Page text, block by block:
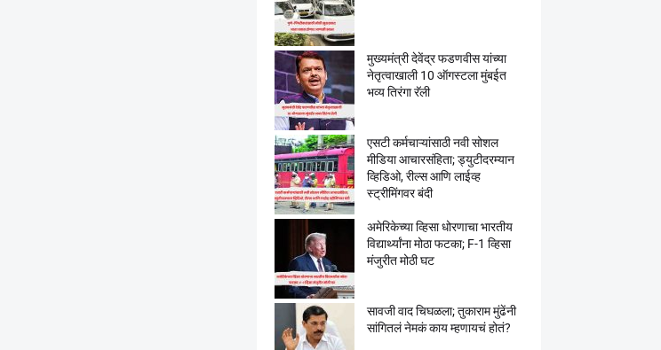
मुख्यमंत्री देवेंद्र फडणवीस यांच्या
नेतृत्वाखाली 10 ऑगस्टला मुंबईत
भव्य तिरंगा रॅली
एसटी कर्मचाऱ्यांसाठी नवी सोशल
मीडिया आचारसंहिता; ड्युटीदरम्यान
व्हिडिओ, रील्स आणि लाईव्ह
स्ट्रीमिंगवर बंदी
अमेरिकेच्या व्हिसा धोरणाचा भारतीय
विद्यार्थ्यांना मोठा फटका; F-1 व्हिसा
मंजुरीत मोठी घट
सावजी वाद चिघळला; तुकाराम मुंढेंनी
सांगितलं नेमकं काय म्हणायचं होतं?